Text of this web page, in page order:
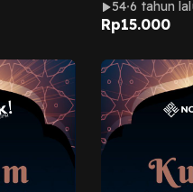
54 6 tahun
Rp15.000